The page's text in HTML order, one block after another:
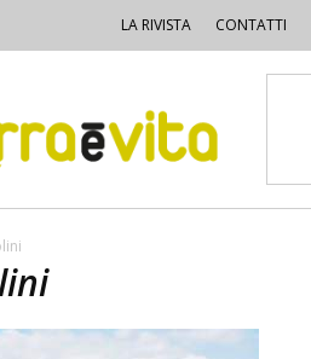
LA RIVISTA CONTATTI